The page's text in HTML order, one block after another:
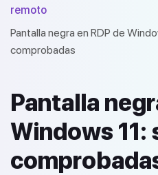
remoto
Pantalla negra en RDP de
comprobadas
Pantalla
Windows 11: